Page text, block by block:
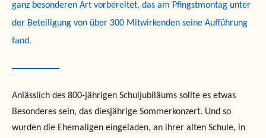
ganz besonderen Art vorbereitet, das am Pfingstmontag unter
der Beteiligung von über 300 Mitwirkenden seine Aufführung
fand.
Anlässlich des 800-jährigen Schuljubiläums sollte es etwas
Besonderes sein, das diesjährige Sommerkonzert. Und so
wurden die Ehemaligen eingeladen, an ihrer alten Schule, in